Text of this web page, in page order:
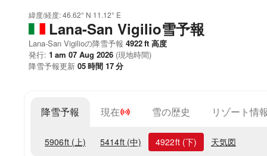
緯度/経度:46.62° N 11.12° E
Lana-San Vigilio雪予報
Lana-San Vigilioの降雪予報 4922ft 高度
発行: 1 am 07 Aug 2026 (現地時間)
降雪予報更新 05時間 17分
降雪予報 現在 雪の歴史 リゾート情
5906ft (上) 5414ft (中) 4922ft (下) 天気図